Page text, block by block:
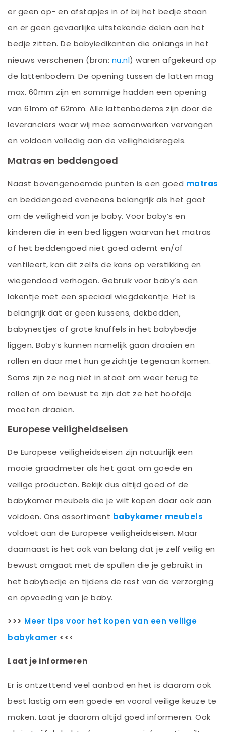
er geen op- en afstapjes in of bij het bedje staan
en er geen gevaarlijke uitstekende delen aan het
bedje zitten. De babyledikanten die onlangs in het
nieuws verschenen (bron: nu.nl) waren afgekeurd op
de lattenbodem. De opening tussen de latten mag
max. 60mm zijn en sommige hadden een opening
van 61mm of 62mm. Alle lattenbodems zijn door de
leveranciers waar wij mee samenwerken vervangen
en voldoen volledig aan de veiligheidsregels.
Matras en beddengoed
Naast bovengenoemde punten is een goed matras
en beddengoed eveneens belangrijk als het gaat
om de veiligheid van je baby. Voor baby’s en
kinderen die in een bed liggen waarvan het matras
of het beddengoed niet goed ademt en/of
ventileert, kan dit zelfs de kans op verstikking en
wiegendood verhogen. Gebruik voor baby’s een
lakentje met een speciaal wiegdekentje. Het is
belangrijk dat er geen kussens, dekbedden,
babynestjes of grote knuffels in het babybedje
liggen. Baby’s kunnen namelijk gaan draaien en
rollen en daar met hun gezichtje tegenaan komen.
Soms zijn ze nog niet in staat om weer terug te
rollen of om bewust te zijn dat ze het hoofdje
moeten draaien.
Europese veiligheidseisen
De Europese veiligheidseisen zijn natuurlijk een
mooie graadmeter als het gaat om goede en
veilige producten. Bekijk dus altijd goed of de
babykamer meubels die je wilt kopen daar ook aan
voldoen. Ons assortiment babykamer meubels
voldoet aan de Europese veiligheidseisen. Maar
daarnaast is het ook van belang dat je zelf veilig en
bewust omgaat met de spullen die je gebruikt in
het babybedje en tijdens de rest van de verzorging
en opvoeding van je baby.
>>> Meer tips voor het kopen van een veilige
babykamer <<<
Laat je informeren
Er is ontzettend veel aanbod en het is daarom ook
best lastig om een goede en vooral veilige keuze te
maken. Laat je daarom altijd goed informeren. Ook